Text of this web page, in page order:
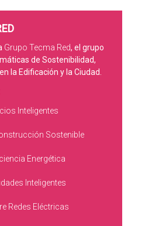
Grupo Tecma Red, el grupo
de Sostenibilidad,
la Edificación y la Ciudad.
Inteligentes
Sostenible
Energética
Inteligentes
Redes Eléctricas